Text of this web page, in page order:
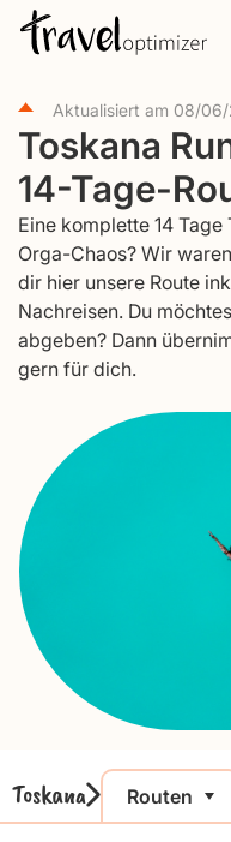
Aktualisiert am 08/06/
Toskana
14-Tage-
Eine komplette 14
Orga-Chaos? Wir
dir hier unsere Route
Nachreisen. Du
abgeben? Dann
gern für dich.
Toskana Routen